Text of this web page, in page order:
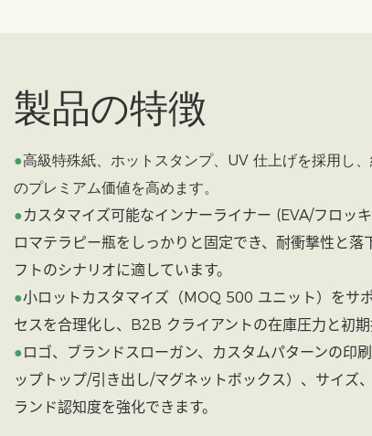
製品の特徴
●高級特殊紙、ホットスタンプ、UV 仕上げを採用し
のプレミアム価値を高めます。
●カスタマイズ可能なインナーライナー (EVA/フロッ
ロマテラピー瓶をしっかりと固定でき、耐衝撃性と
フトのシナリオに適しています。
●小ロットカスタマイズ（MOQ 500 ユニット）をサ
セスを合理化し、B2B クライアントの在庫圧力と初期
●ロゴ、ブランドスローガン、カスタムパターンの印
ップトップ/引き出し/マグネットボックス）、サイズ
ランド認知度を強化できます。